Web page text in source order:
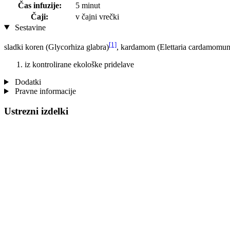
Čas infuzije:
5 minut
Čaji:
v čajni vrečki
Sestavine
sladki koren (Glycorhiza glabra)[1], kardamom (Elettaria
iz kontrolirane ekološke pridelave
Dodatki
Pravne informacije
Ustrezni izdelki